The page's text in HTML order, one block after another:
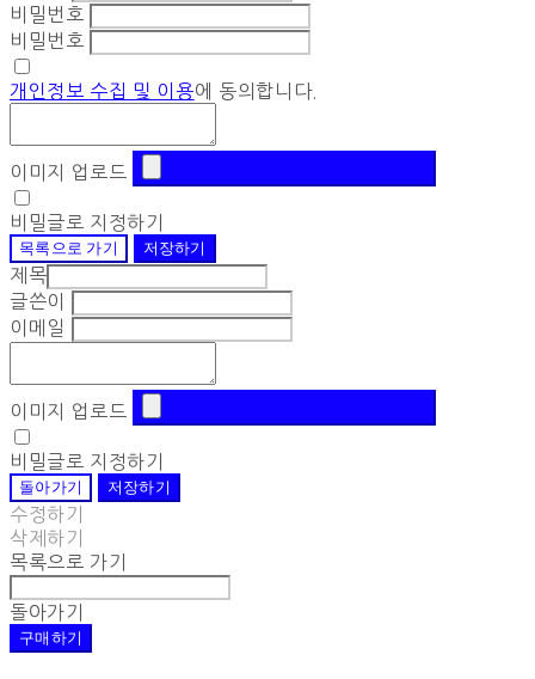
비밀번호
비밀번호
개인정보 수집 및 이용에 동의합니다.
이미지 업로드
비밀글로 지정하기
목록으로 가기
저장하기
제목
글쓴이
이메일
이미지 업로드
비밀글로 지정하기
돌아가기
저장하기
수정하기
삭제하기
목록으로 가기
돌아가기
구매하기